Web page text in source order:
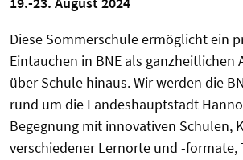
Diese Sommerschule ermöglicht ein
Eintauchen in BNE als ganzheitlichen
über Schule hinaus. Wir werden die
rund um die Landeshauptstadt
Begegnung mit innovativen Schulen,
verschiedener Lernorte und -formate,